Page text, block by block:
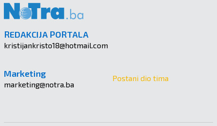
REDAKCIJA PORTALA
kristijankristo18@hotmail.com
Marketing
marketing@notra.ba
Postani dio tima